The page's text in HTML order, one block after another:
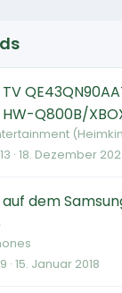
Q800B/
13 18. Dezember
auf dem
9 15. Januar 2018